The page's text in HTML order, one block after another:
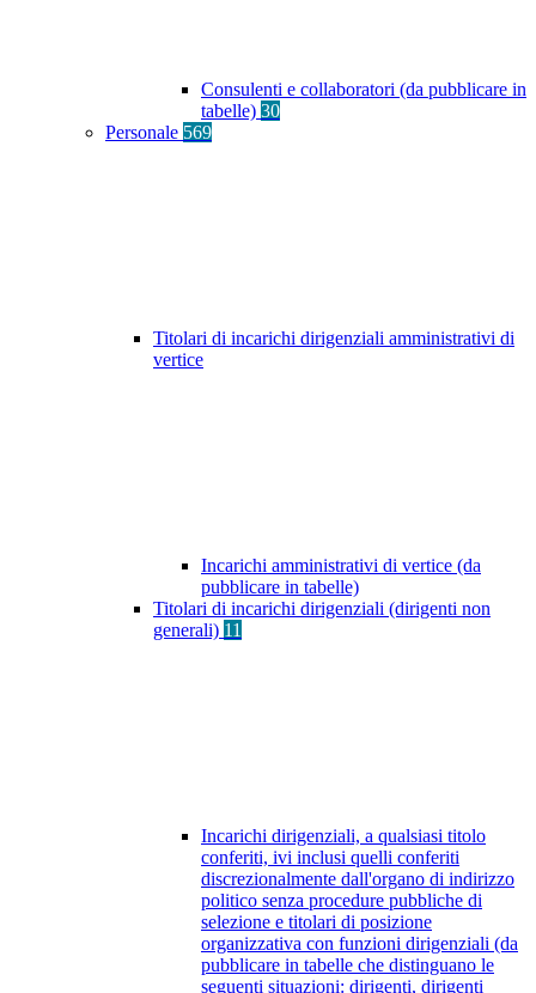
Consulenti e collaboratori (da pubblicare in
tabelle) 30
Personale 569
Titolari di incarichi dirigenziali amministrativi di
vertice
Incarichi amministrativi di vertice (da
pubblicare in tabelle)
Titolari di incarichi dirigenziali (dirigenti non
generali) 11
Incarichi dirigenziali, a qualsiasi titolo
conferiti, ivi inclusi quelli conferiti
discrezionalmente dall'organo di indirizzo
politico senza procedure pubbliche di
selezione e titolari di posizione
organizzativa con funzioni dirigenziali (da
pubblicare in tabelle che distinguano le
seguenti situazioni: dirigenti, dirigenti